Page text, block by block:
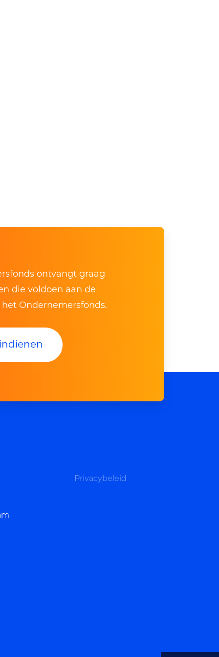
ontvangt graag
die voldoen aan de
Ondernemersfonds.
Privacybeleid